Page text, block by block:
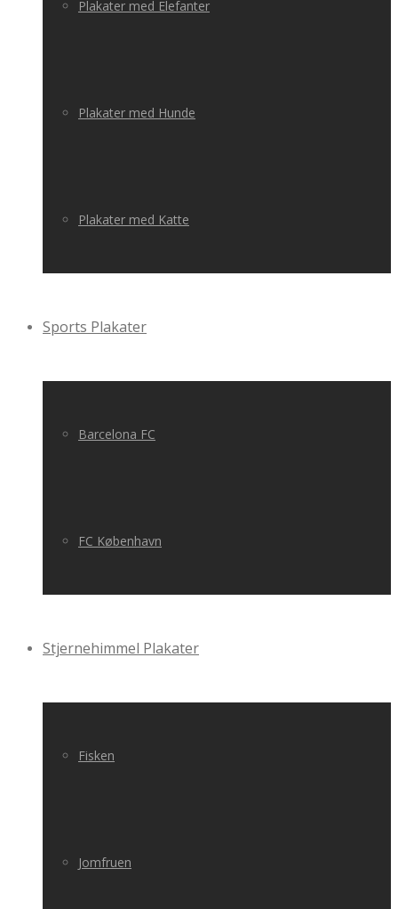
Plakater med Elefanter
Plakater med Hunde
Plakater med Katte
Sports Plakater
Barcelona FC
FC København
Stjernehimmel Plakater
Fisken
Jomfruen